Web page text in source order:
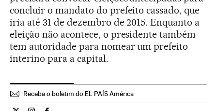
concluir o mandato do prefeito cassado, que
iria até 31 de dezembro de 2015. Enquanto a
eleição não acontece, o presidente também
tem autoridade para nomear um prefeito
interino para a capital.
Receba o boletim do EL PAÍS América